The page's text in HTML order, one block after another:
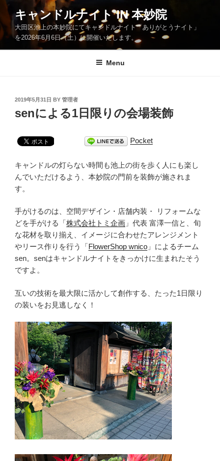
Skip
content
キャンドルナイト IN 本妙院
大田区池上の本妙院にてキャンドルナイト「ありがとうナイト」
を2026年6月6日（土）に開催いたします。
Menu
POSTED
2019年5月31日 BY 管理者
senによる1日限りの会場装飾
Pocket
キャンドルの灯らない時間も池上の街を歩く人にも楽し
んでいただけるよう、本妙院の門前を装飾が施されま
す。
手がけるのは、空間デザイン・店舗内装・ リフォームな
どを手がける「株式会社トミ企画 」代表 富澤一信と、旬
な花材を取り揃え、イメージに合わせたアレンジメント
やリース作りを行う「FlowerShop wnico 」によるチーム
sen。senはキャンドルナイトをきっかけに生まれたそう
ですよ。
互いの技術を最大限に活かして創作する、たった1日限り
の装いをお見逃しなく！